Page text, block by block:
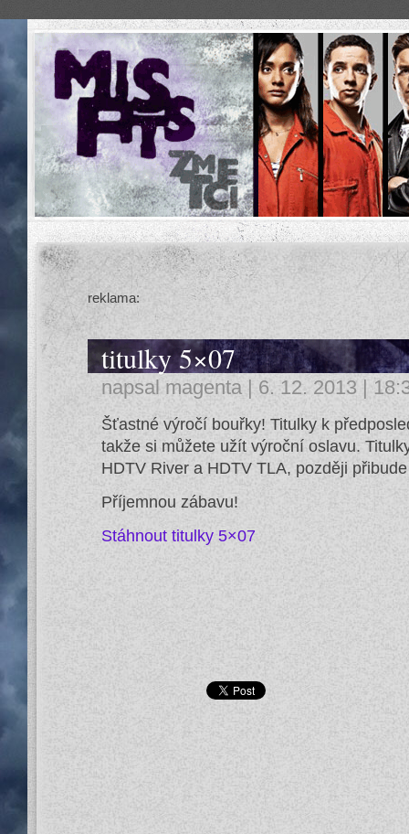
reklama:
titulky 5×07
napsal magenta | 6. 12. 2013 |
Šťastné výročí bouřky! Titulky k
takže si můžete užít výroční oslavu.
HDTV River a HDTV TLA, později
Příjemnou zábavu!
Stáhnout titulky 5×07